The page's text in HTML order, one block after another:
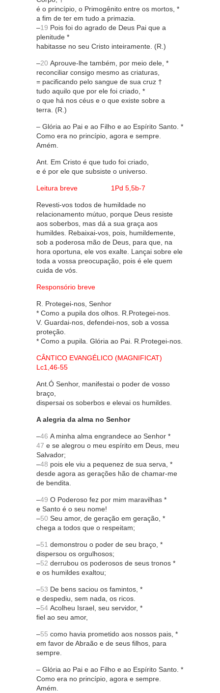
é o princípio, o Primogênito entre os mortos, *
a fim de ter em tudo a primazia.
–19 Pois foi do agrado de Deus Pai que a
plenitude *
habitasse no seu Cristo inteiramente. (R.)
–20 Aprouve-lhe também, por meio dele, *
reconciliar consigo mesmo as criaturas,
= pacificando pelo sangue de sua cruz †
tudo aquilo que por ele foi criado, *
o que há nos céus e o que existe sobre a
terra. (R.)
– Glória ao Pai e ao Filho e ao Espírito Santo. *
Como era no princípio, agora e sempre.
Amém.
Ant. Em Cristo é que tudo foi criado,
e é por ele que subsiste o universo.
Leitura breve 1Pd 5,5b-7
Revesti-vos todos de humildade no
relacionamento mútuo, porque Deus resiste
aos soberbos, mas dá a sua graça aos
humildes. Rebaixai-vos, pois, humildemente,
sob a poderosa mão de Deus, para que, na
hora oportuna, ele vos exalte. Lançai sobre ele
toda a vossa preocupação, pois é ele quem
cuida de vós.
Responsório breve
R. Protegei-nos, Senhor
* Como a pupila dos olhos. R.Protegei-nos.
V. Guardai-nos, defendei-nos, sob a vossa
proteção.
* Como a pupila. Glória ao Pai. R.Protegei-nos.
CÂNTICO EVANGÉLICO (MAGNIFICAT)
Lc1,46-55
Ant.Ó Senhor, manifestai o poder de vosso
braço,
dispersai os soberbos e elevai os humildes.
A alegria da alma no Senhor
–46 A minha alma engrandece ao Senhor *
47 e se alegrou o meu espírito em Deus, meu
Salvador;
–48 pois ele viu a pequenez de sua serva, *
desde agora as gerações hão de chamar-me
de bendita.
–49 O Poderoso fez por mim maravilhas *
e Santo é o seu nome!
–50 Seu amor, de geração em geração, *
chega a todos que o respeitam;
–51 demonstrou o poder de seu braço, *
dispersou os orgulhosos;
–52 derrubou os poderosos de seus tronos *
e os humildes exaltou;
–53 De bens saciou os famintos, *
e despediu, sem nada, os ricos.
–54 Acolheu Israel, seu servidor, *
fiel ao seu amor,
–55 como havia prometido aos nossos pais, *
em favor de Abraão e de seus filhos, para
sempre.
– Glória ao Pai e ao Filho e ao Espírito Santo. *
Como era no princípio, agora e sempre.
Amém.